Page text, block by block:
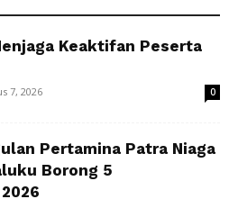
Keaktifan Peserta
7, 2026 0
Pertamina Patra Niaga
Borong 5